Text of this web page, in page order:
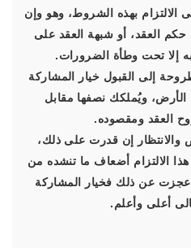
بهذه الشروط، وهو وإن
حكم العقد، أو شبهة العقد على
به إلا تحت وطأة الضرورات.
إلى القبول خيار المشاركة
الأرض، ويُملكك نصفها مقابل
العقد ومقصوده.
والانتظار إن قدرت على ذلك،
الالتزام أضعاف ما تنشده من
عن ذلك فخيار المشاركة
أعلى وأعلم.